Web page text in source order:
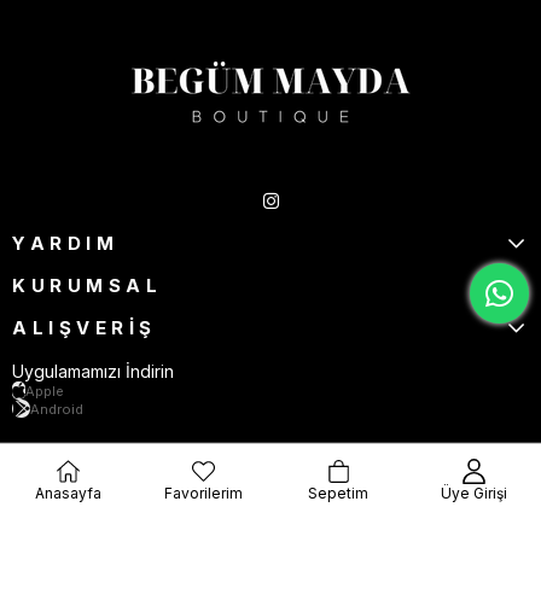
YARDIM
KURUMSAL
ALIŞVERİŞ
Uygulamamızı İndirin
Apple
Android
Anasayfa Favorilerim Sepetim Üye Girişi